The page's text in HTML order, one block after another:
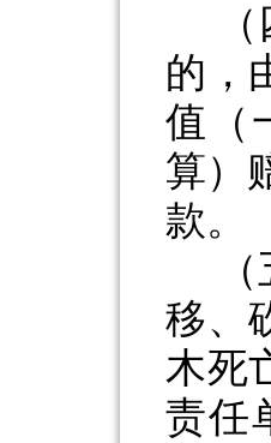
的，
值（
算）
款。
移、
木死
责任